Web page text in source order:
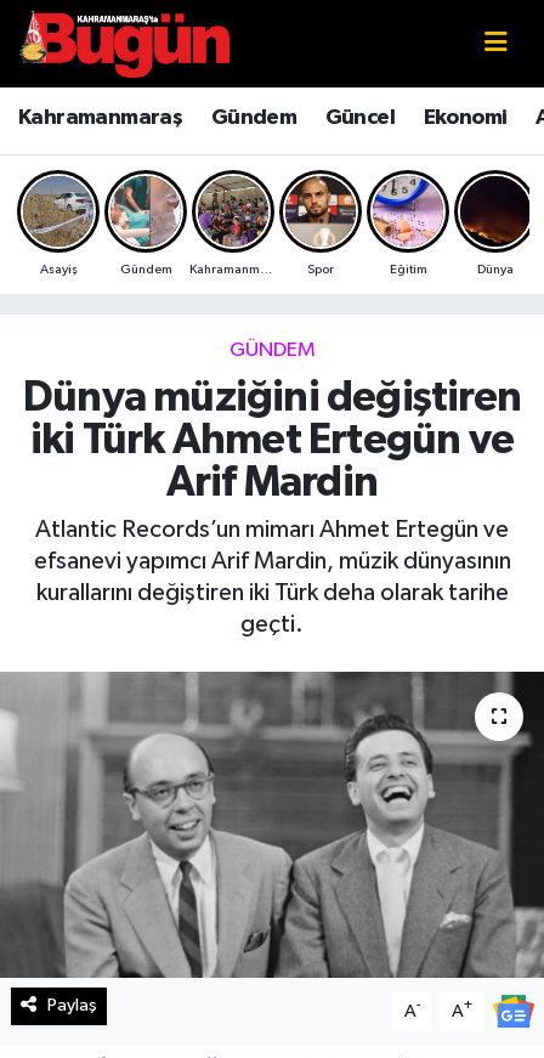
Kahramanmaraş Gündem Güncel Ekonomi
Asayiş Gündem Spor Eğitim Dünya
GÜNDEM
Dünya müziğini değiştiren
iki Türk Ahmet Ertegün ve
Arif Mardin
Atlantic Records’un mimarı Ahmet Ertegün ve
efsanevi yapımcı Arif Mardin, müzik dünyasının
kurallarını değiştiren iki Türk deha olarak tarihe
geçti.
Paylaş A- A+
Kahramanmaraş
Kahramanmaraş Sokak Röportajları
Bilim ve Teknoloji
Çevre
Ekonomi
Güncel
Haberde İnsan
Manşet Altı
Manşetler
Resmi İlan
Sağlık
Spor
Kahramanmaraş Nöbetçi Eczaneler
Kahramanmaraş Hava Durumu
Kahramanmaraş Namaz Vakitleri
Kahramanmaraş Trafik Yoğunluk Haritası
Süper Lig Puan Durumu ve Fikstür
Tüm Manşetler
Son Dakika Haberleri
Haber Arşivi